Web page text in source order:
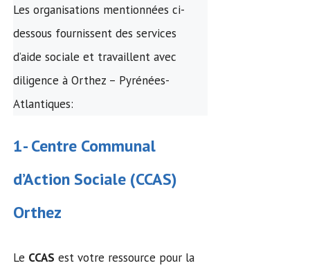
Les organisations mentionnées ci-
dessous fournissent des services
d’aide sociale et travaillent avec
diligence à Orthez – Pyrénées-
Atlantiques:
1-Centre Communal
d’Action Sociale (CCAS)
Orthez
Le CCAS est votre ressource pour la